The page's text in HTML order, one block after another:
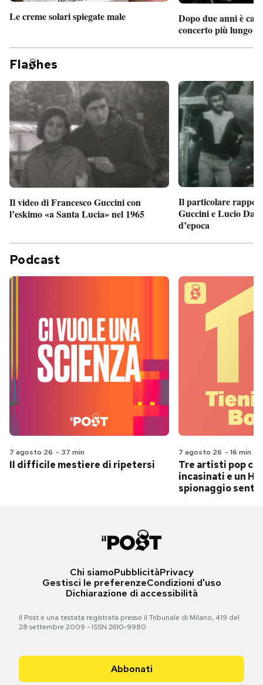
Le creme solari spiegate male
Dopo due anni è
concerto più lungo
Fla hes
Il video di Francesco Guccini con
l’eskimo «a Santa Lucia» nel 1965
Il particolare
Guccini e Lucio
d’epoca
Podcast
7 agosto 26 - 37 min
Il difficile mestiere di ripetersi
7 agosto 26 - 16 min
Tre artisti pop
incasinati e un
spionaggio
Chi siamoPubblicitàPrivacy
Gestisci le preferenzeCondizioni d'uso
Dichiarazione di accessibilità
Il Post è una testata registrata presso il Tribunale di Milano, 419 del
28 settembre 2009 - ISSN 2610-9980
Abbonati